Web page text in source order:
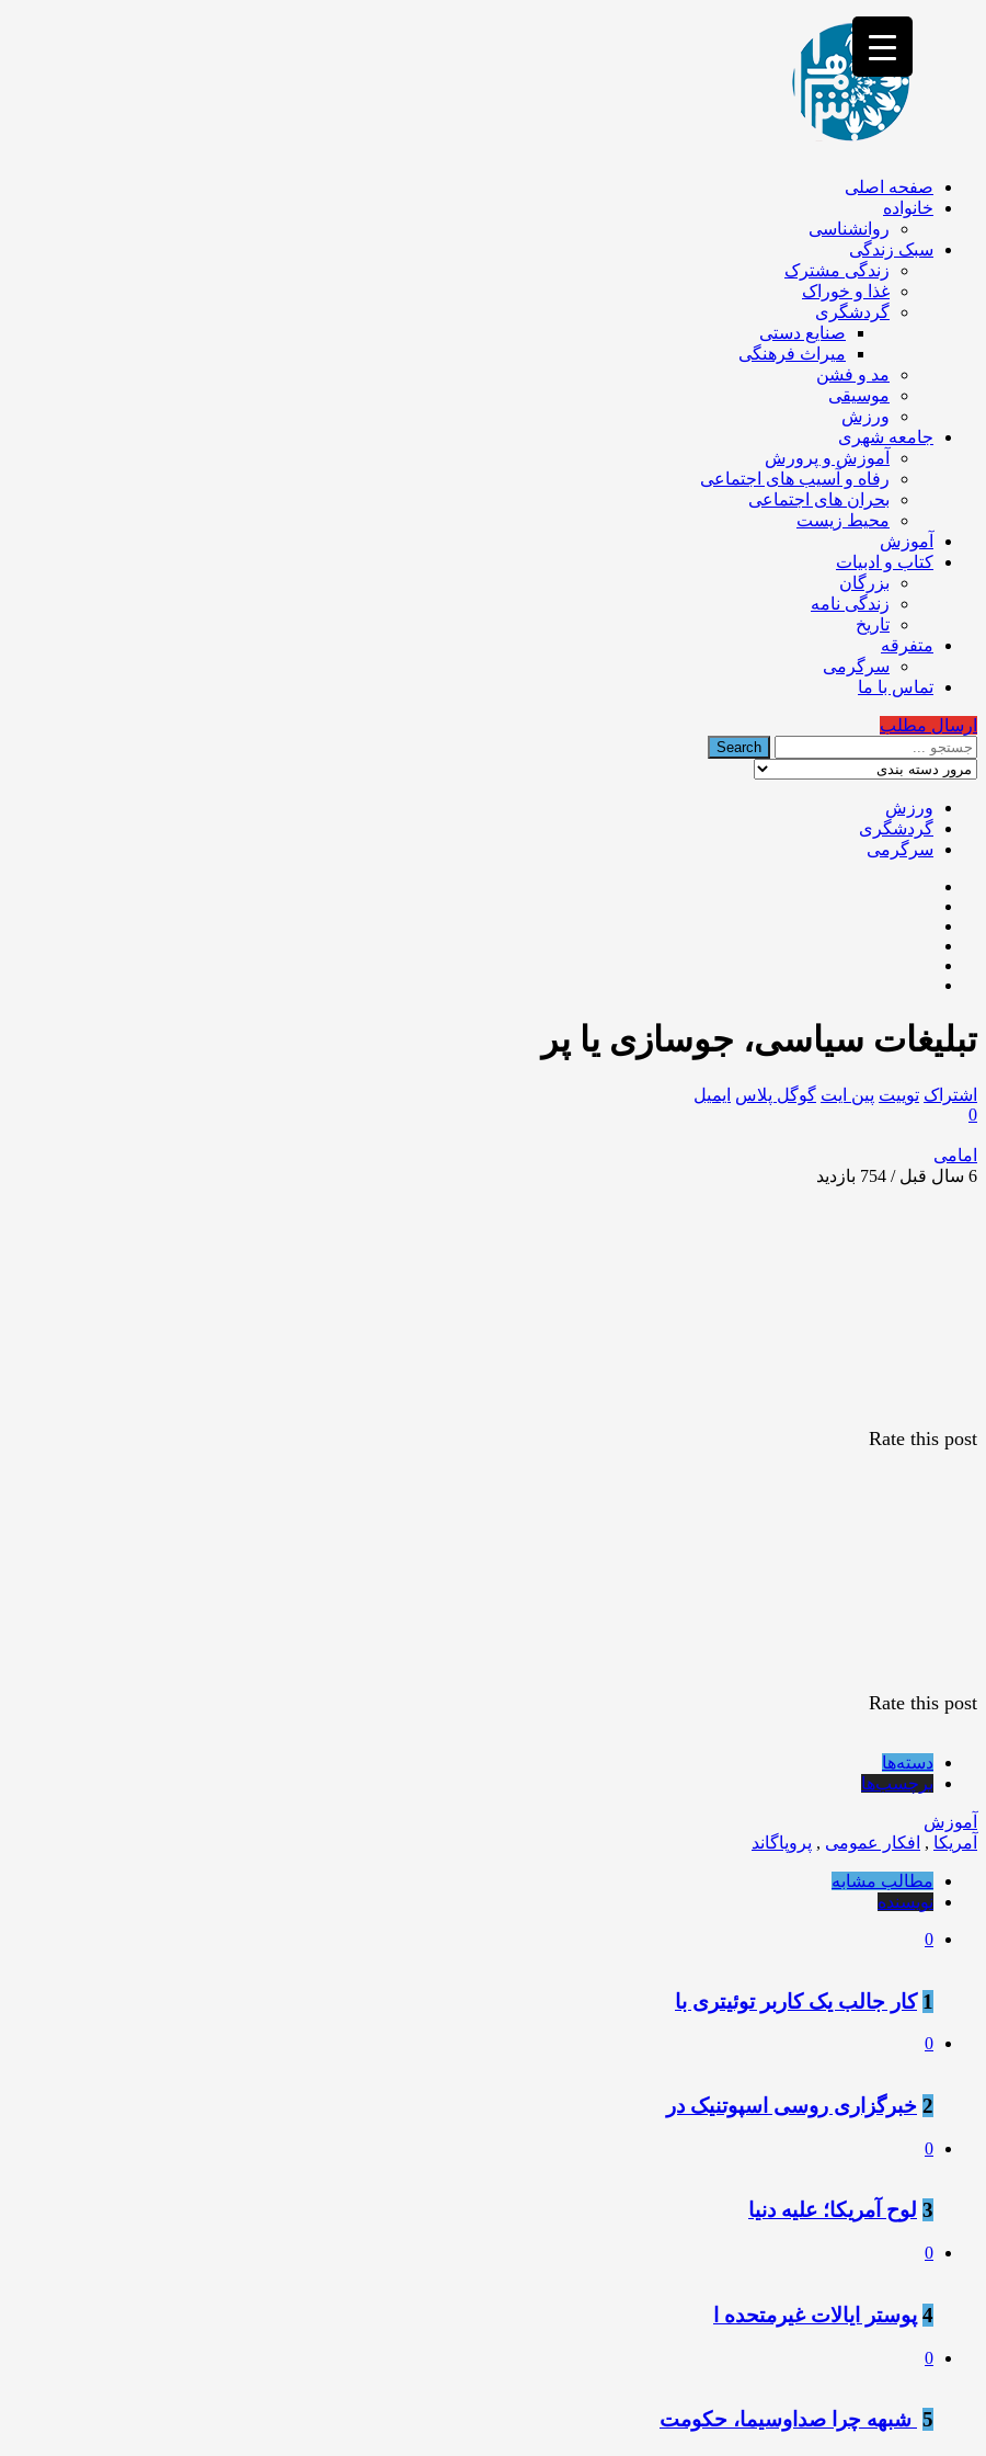
خشکشویی
برقی
طراحی
صفحه اصلی
خانواده
روانشناسی
سبک زندگی
زندگی مشترک
غذا و خوراک
گردشگری
صنایع دستی
میراث فرهنگی
مد و فشن
موسیقی
ورزش
جامعه شهری
آموزش و پرورش
رفاه و آسیب های اجتماعی
بحران های اجتماعی
محیط زیست
آموزش
کتاب و ادبیات
بزرگان
زندگی نامه
تاریخ
متفرقه
سرگرمی
تماس با ما
ارسال مطلب
ورزش
گردشگری
سرگرمی
تبلیغات سیاسی، جوسازی یا پر
اشتراک توییت پین ایت گوگل‌ پلاس ایمیل
0
امامی
6 سال قبل / 754
بازدید
Rate this post
Rate this post
دسته‌ها
برچسب‌ها
آموزش
آمریکا , افکار عمومی , پروپاگاند
مطالب مشابه
نویسنده
0
1 کار جالب یک کاربر توئیتری با
0
2 خبرگزاری روسی اسپوتنیک در
0
3 لوح آمریکا؛ علیه دنیا
0
4 پوستر ایالات غیرمتحده ا
0
5 ️ شبهه چرا صداوسیما، حکومت